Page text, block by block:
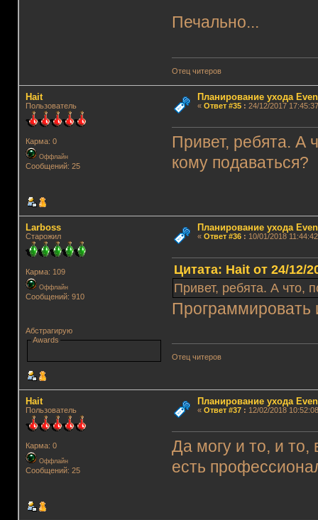
Печально...
Отец читеров
Hait
Пользователь
Карма: 0
Оффлайн
Сообщений: 25
Планирование ухода
« Ответ #35: 24/12/2017
Привет, ребята. А
кому подаваться?
Lаrboss
Старожил
Карма: 109
Оффлайн
Сообщений: 910
Абстрагирую
Awards
Планирование ухода
« Ответ #36: 10/01/2018
Цитата: Hait от 24/12/
Привет, ребята. А что,
Программировать
Отец читеров
Hait
Пользователь
Карма: 0
Оффлайн
Сообщений: 25
Планирование ухода
« Ответ #37: 12/02/2018
Да могу и то, и
есть